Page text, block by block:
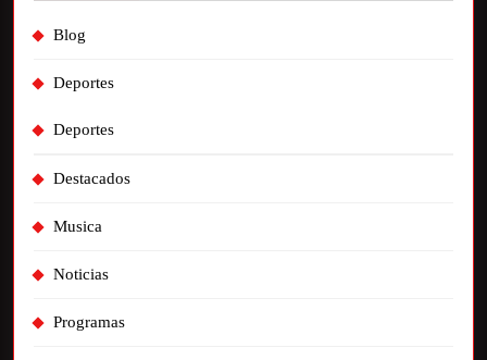
Blog
Deportes
Deportes
Destacados
Musica
Noticias
Programas